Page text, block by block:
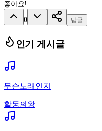
좋아요!
0 답글
인기 게시글
무슨노래인지
활동의왕